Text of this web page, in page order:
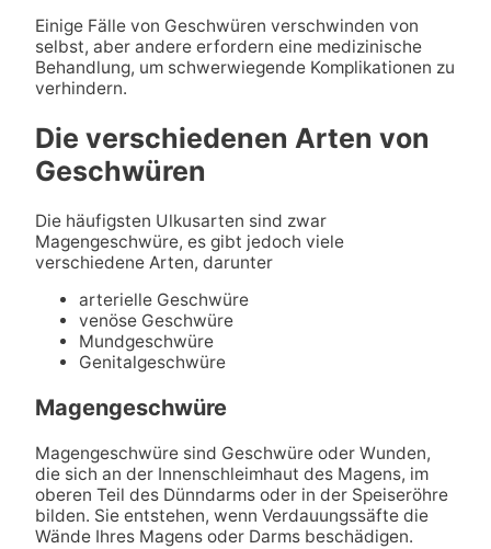
Einige Fälle von Geschwüren verschwinden von
selbst, aber andere erfordern eine medizinische
Behandlung, um schwerwiegende Komplikationen zu
verhindern.
Die verschiedenen Arten von
Geschwüren
Die häufigsten Ulkusarten sind zwar
Magengeschwüre, es gibt jedoch viele
verschiedene Arten, darunter
arterielle Geschwüre
venöse Geschwüre
Mundgeschwüre
Genitalgeschwüre
Magengeschwüre
Magengeschwüre sind Geschwüre oder Wunden,
die sich an der Innenschleimhaut des Magens, im
oberen Teil des Dünndarms oder in der Speiseröhre
bilden. Sie entstehen, wenn Verdauungssäfte die
Wände Ihres Magens oder Darms beschädigen.